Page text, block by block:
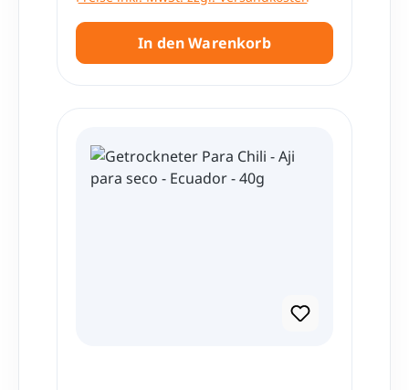
Herkunft: Peru.
In den Warenkorb